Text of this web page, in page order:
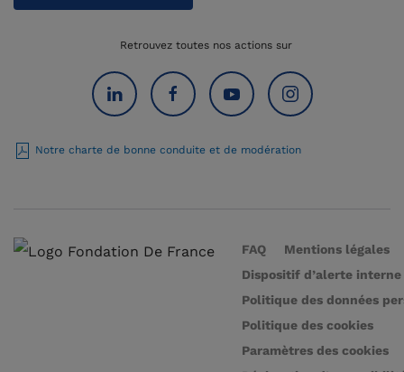
Retrouvez toutes nos actions sur
Notre charte de bonne conduite et de modération
FAQ
Mentions légales
Dispositif d’alerte interne
Politique des données
Politique des cookies
Paramètres des cookies